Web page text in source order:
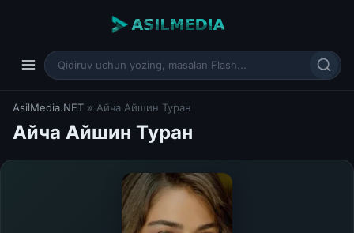
AsilMedia.NET » Айча Айшин Туран
Айча Айшин Туран